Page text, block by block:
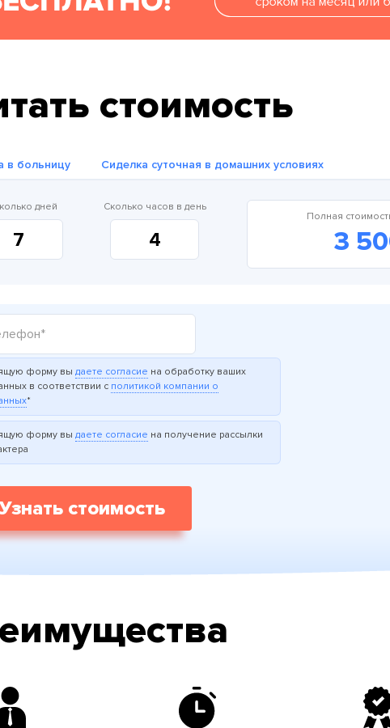
стоимость
в больницу Сиделка суточная в домашних условиях
дней
Сколько часов в день
Полная
3
форму вы даете согласие на обработку ваших
в соответствии с политикой компании о
*
форму вы даете согласие на получение рассылки
Узнать стоимость